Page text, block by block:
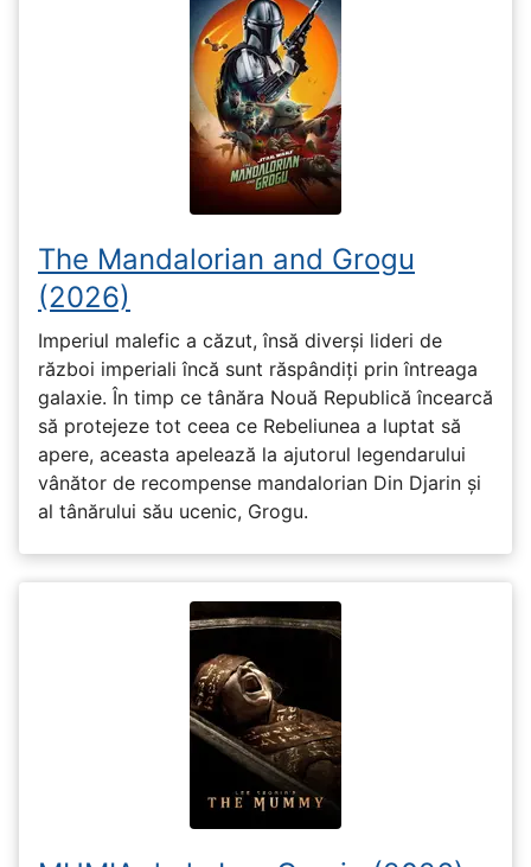
The Mandalorian and Grogu
(2026)
Imperiul malefic a căzut, însă diverși lideri de
război imperiali încă sunt răspândiți prin întreaga
galaxie. În timp ce tânăra Nouă Republică încearcă
să protejeze tot ceea ce Rebeliunea a luptat să
apere, aceasta apelează la ajutorul legendarului
vânător de recompense mandalorian Din Djarin și
al tânărului său ucenic, Grogu.